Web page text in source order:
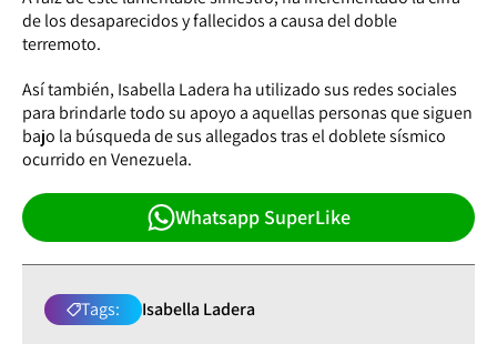
de los desaparecidos y fallecidos a causa del doble
terremoto.
Así también, Isabella Ladera ha utilizado sus redes sociales
para brindarle todo su apoyo a aquellas personas que siguen
bajo la búsqueda de sus allegados tras el doblete sísmico
ocurrido en Venezuela.
Whatsapp SuperLike
Tags: Isabella Ladera